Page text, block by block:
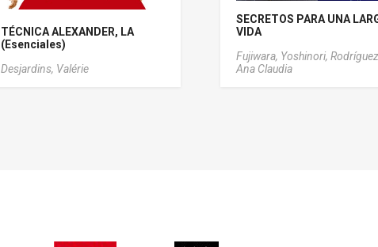
TÉCNICA ALEXANDER, LA
(Esenciales)
Desjardins, Valérie
SECRETOS PARA UNA
VIDA
Fujiwara, Yoshinori,
Ana Claudia